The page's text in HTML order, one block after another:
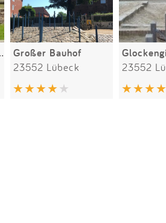
Kanalstraße/Hundestraße Großer Bauhof
23552 Lübeck 23552